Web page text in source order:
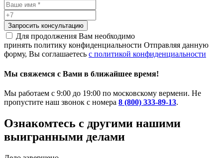
Запросить консультацию
Для продолжения Вам необходимо
принять политику конфиденциальности Отправляя данную
форму, Вы соглашаетесь с политикой конфиденциальности
Мы свяжемся с Вами в ближайшее время!
Мы работаем с 9:00 до 19:00 по московскому вермени. Не
пропустите наш звонок с номера 8 (800) 333-89-13.
Ознакомтесь c другими нашими
выигранными делами